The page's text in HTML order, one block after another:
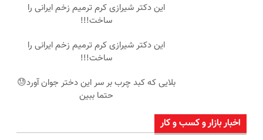
این دکتر شیرازی کرم ترمیم زخم ایرانی را
ساخت!!!
این دکتر شیرازی کرم ترمیم زخم ایرانی را
ساخت!!!
بلایی که کبد چرب بر سر این دختر جوان آورد😓
حتما ببین
اخبار بازار و کسب و کار